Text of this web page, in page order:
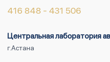
416 848 - 431 506
Центральная лаборатория
г.Астана